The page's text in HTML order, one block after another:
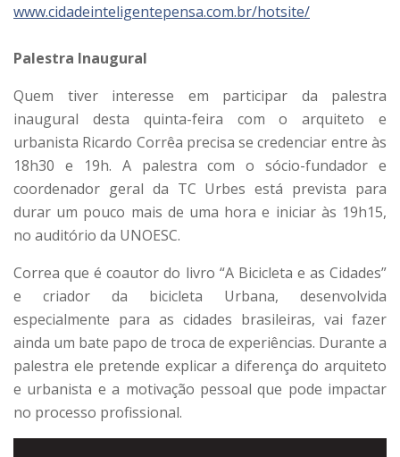
www.cidadeinteligentepensa.com.br/hotsite/
Palestra Inaugural
Quem tiver interesse em participar da palestra
inaugural desta quinta-feira com o arquiteto e
urbanista Ricardo Corrêa precisa se credenciar entre às
18h30 e 19h. A palestra com o sócio-fundador e
coordenador geral da TC Urbes está prevista para
durar um pouco mais de uma hora e iniciar às 19h15,
no auditório da UNOESC.
Correa que é coautor do livro “A Bicicleta e as Cidades”
e criador da bicicleta Urbana, desenvolvida
especialmente para as cidades brasileiras, vai fazer
ainda um bate papo de troca de experiências. Durante a
palestra ele pretende explicar a diferença do arquiteto
e urbanista e a motivação pessoal que pode impactar
no processo profissional.